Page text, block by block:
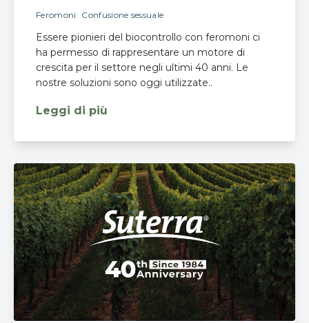
Feromoni Confusione sessuale
Essere pionieri del biocontrollo con feromoni ci
ha permesso di rappresentare un motore di
crescita per il settore negli ultimi 40 anni. Le
nostre soluzioni sono oggi utilizzate..
Leggi di più